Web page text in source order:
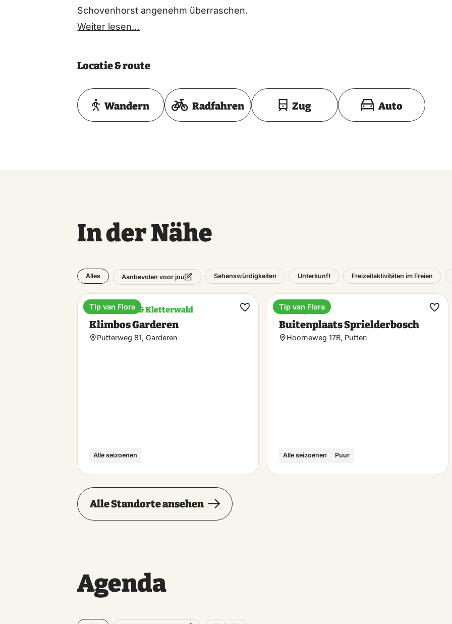
Schovenhorst angenehm überraschen.
Weiter lesen…
Locatie & route
Toon op kaart
Wandern Radfahren Zug Auto
In der Nähe
Alles Aanbevolen voor jou Sehenswürdigkeiten Unterkunft Freizeitaktivitäten im Freien
Kletterhalle & Kletterwald
Klimbos Garderen
Putterweg 81, Garderen
Alle seizoenen
Tip van Flora
Favorit
machen
Ferienpark
Buitenplaats Sprielderbosch
Hoorneweg 17B, Putten
Alle seizoenen Puur
Tip van Flora
Alle Standorte ansehen
Agenda